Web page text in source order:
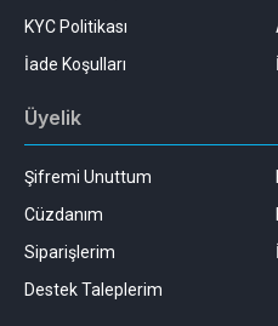
KYC Politikası
İade Koşulları
Üyelik
Şifremi Unuttum
Cüzdanım
Siparişlerim
Destek Taleplerim